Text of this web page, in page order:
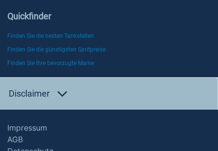
Quickfinder
Finden Sie die besten Tankstellen
Finden Sie die günstigsten Spritpreise
Finden Sie Ihre bevorzugte Marke
Disclaimer
Impressum
AGB